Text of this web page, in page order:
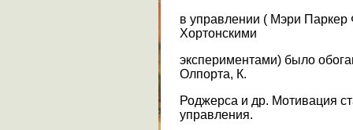
в управлении ( Мэри Паркер
Хортонскими
экспериментами) было
Олпорта, К.
Роджерса и др. Мотивация
управления.